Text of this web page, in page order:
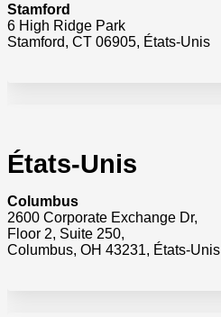
Stamford
6 High Ridge Park
Stamford, CT 06905, États-Unis
États-Unis
Columbus
2600 Corporate Exchange Dr,
Floor 2, Suite 250,
Columbus, OH 43231, États-Unis